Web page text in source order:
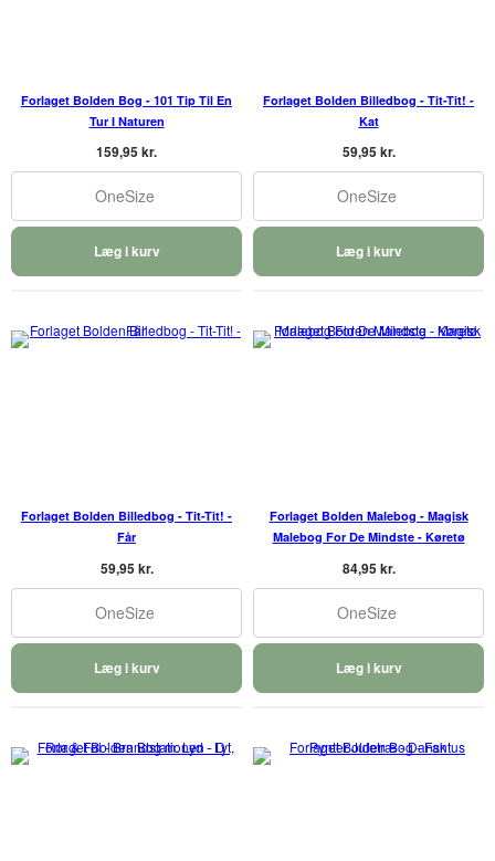
Forlaget Bolden Bog - 101 Tip Til En
Tur I Naturen
159,95 kr.
OneSize
Læg i kurv
Forlaget Bolden Billedbog - Tit-Tit! -
Kat
59,95 kr.
OneSize
Læg i kurv
Forlaget Bolden Billedbog - Tit-Tit! -
Får
59,95 kr.
OneSize
Læg i kurv
Forlaget Bolden Malebog - Magisk
Malebog For De Mindste - Køretø
84,95 kr.
OneSize
Læg i kurv